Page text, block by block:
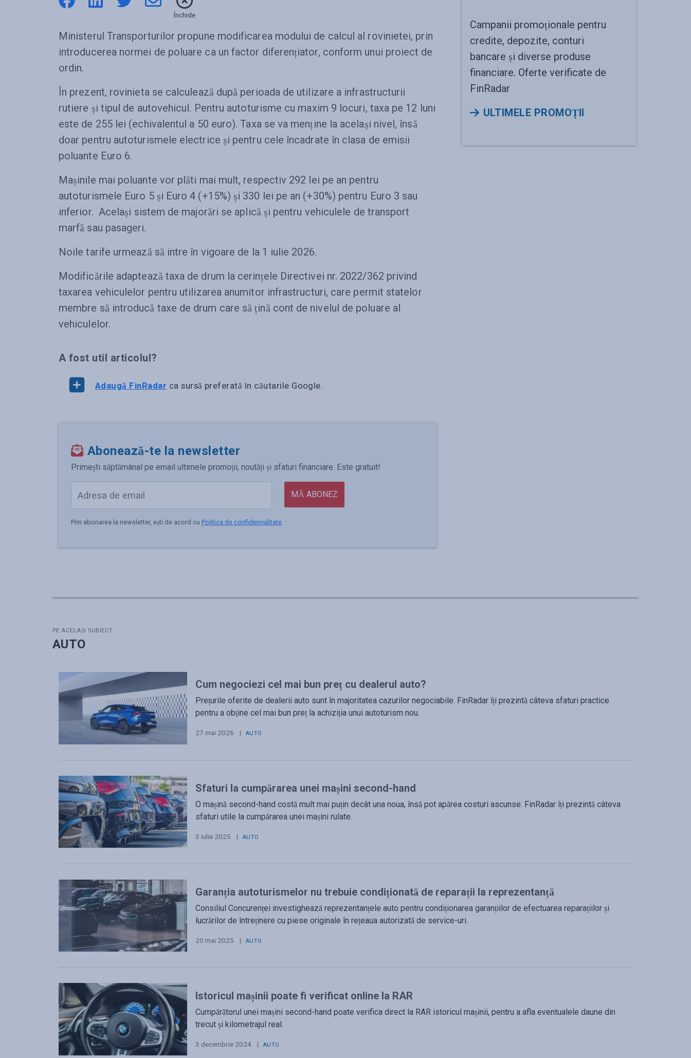
Închide
Ministerul Transporturilor propune modificarea modului de calcul al rovinietei, prin
introducerea normei de poluare ca un factor diferențiator, conform unui proiect de
ordin.
În prezent, rovinieta se calculează după perioada de utilizare a infrastructurii
rutiere și tipul de autovehicul. Pentru autoturisme cu maxim 9 locuri, taxa pe 12 luni
este de 255 lei (echivalentul a 50 euro). Taxa se va menține la același nivel, însă
doar pentru autoturismele electrice și pentru cele încadrate în clasa de emisii
poluante Euro 6.
Mașinile mai poluante vor plăti mai mult, respectiv 292 lei pe an pentru
autoturismele Euro 5 și Euro 4 (+15%) și 330 lei pe an (+30%) pentru Euro 3 sau
inferior. Același sistem de majorări se aplică și pentru vehiculele de transport
marfă sau pasageri.
Noile tarife urmează să intre în vigoare de la 1 iulie 2026.
Modificările adaptează taxa de drum la cerințele Directivei nr. 2022/362 privind
taxarea vehiculelor pentru utilizarea anumitor infrastructuri, care permit statelor
membre să introducă taxe de drum care să țină cont de nivelul de poluare al
vehiculelor.
A fost util articolul?
Adaugă FinRadar ca sursă preferată în căutarile Google.
Abonează-te la newsletter
Primești săptămânal pe email ultimele promoții, noutăți și sfaturi financiare. Este gratuit!
MĂ ABONEZ
Prin abonarea la newsletter, ești de acord cu Politica de confidențialitate.
Campanii promoționale pentru
credite, depozite, conturi
bancare și diverse produse
financiare. Oferte verificate de
FinRadar
ULTIMELE PROMOȚII
PE ACELAȘI SUBIECT
AUTO
Cum negociezi cel mai bun preț cu dealerul auto?
Prețurile oferite de dealerii auto sunt în majoritatea cazurilor negociabile. FinRadar îți prezintă câteva sfaturi practice
pentru a obține cel mai bun preț la achiziția unui autoturism nou.
27 mai 2026 | AUTO
Sfaturi la cumpărarea unei mașini second-hand
O mașină second-hand costă mult mai puțin decât una noua, însă pot apărea costuri ascunse. FinRadar îți prezintă câteva
sfaturi utile la cumpărarea unei mașini rulate.
3 iulie 2025 | AUTO
Garanția autoturismelor nu trebuie condiționată de reparații la reprezentanță
Consiliul Concurenței investighează reprezentanțele auto pentru condiționarea garanțiilor de efectuarea reparațiilor și
lucrărilor de întreținere cu piese originale în rețeaua autorizată de service-uri.
20 mai 2025 | AUTO
Istoricul mașinii poate fi verificat online la RAR
Cumpărătorul unei mașini second-hand poate verifica direct la RAR istoricul mașinii, pentru a afla eventualele daune din
trecut și kilometrajul real.
3 decembrie 2024 | AUTO